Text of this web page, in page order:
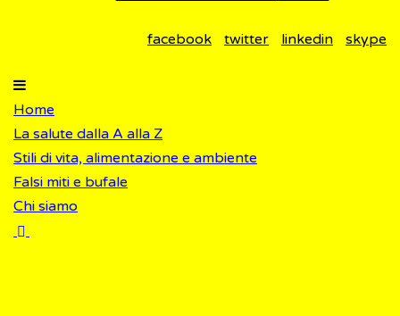
facebook twitter linkedin skype
Home
La salute dalla A alla Z
Stili di vita, alimentazione e ambiente
Falsi miti e bufale
Chi siamo